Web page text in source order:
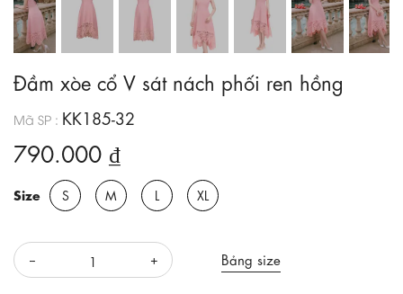
Đầm xòe cổ V sát nách phối ren hồng
Mã SP : KK185-32
790.000 ₫
Size S M L XL
Bảng size